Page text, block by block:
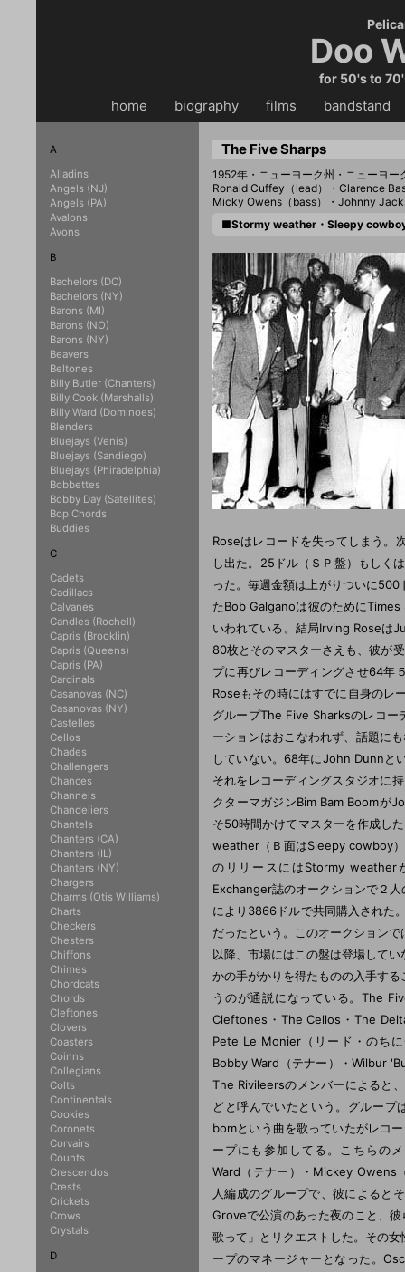
Doo
for 50's to
home biography・・ films bandstand
The Five Sharps
1952年・ニューヨーク州・ニューヨー
Ronald Cuffey（lead）・Clarence
Micky Owens（bass）・Johnny
■Stormy weather・Sleepy
Roseはレコードを失ってしまう。
し出た。25ドル（ＳＰ盤）もしく
った。毎週金額は上がりついに
たBob Galganoは彼のために
いわれている。結局Irving Roseは
80枚とそのマスターさえも、彼が
プに再びレコーディングさせ64年
Roseもその時にはすでに自身の
グループThe Five Sharksのレコー
ーションはおこなわれず、話題に
していない。68年にJohn Dunnと
それをレコーディングスタジオに
クターマガジンBim Bam Boomが
そ50時間かけてマスターを作成し
weather（Ｂ面はSleepy cowboy）
のリリースにはStormy weather
Exchanger誌のオークションで２
により3866ドルで共同購入された
だったという。このオークション
以降、市場にはこの盤は登場して
かの手がかりを得たものの入手す
うのが通説になっている。The
Cleftones・The Cellos・The
Pete Le Monier（リード・のち
Bobby Ward（テナー）・Wilbur
The Rivileersのメンバーによると
どと呼んでいたという。グルー
bomという曲を歌っていたがレコ
ープにも参加してる。こちらの
Ward（テナー）・Mickey Owens
人編成のグループで、彼によると
Groveで公演のあった夜のこと、
歌って」とリクエストした。その
ープのマネージャーとなった。
A
Alladins
Angels (NJ)
Angels (PA)
Avalons
Avons
B
Bachelors (DC)
Bachelors (NY)
Barons (MI)
Barons (NO)
Barons (NY)
Beavers
Beltones
Billy Butler (Chanters)
Billy Cook (Marshalls)
Billy Ward (Dominoes)
Blenders
Bluejays (Venis)
Bluejays (Sandiego)
Bluejays (Phiradelphia)
Bobbettes
Bobby Day (Satellites)
Bop Chords
Buddies
C
Cadets
Cadillacs
Calvanes
Candles (Rochell)
Capris (Brooklin)
Capris (Queens)
Capris (PA)
Cardinals
Casanovas (NC)
Casanovas (NY)
Castelles
Cellos
Chades
Challengers
Chances
Channels
Chandeliers
Chantels
Chanters (CA)
Chanters (IL)
Chanters (NY)
Chargers
Charms (Otis Williams)
Charts
Checkers
Chesters
Chiffons
Chimes
Chordcats
Chords
Cleftones
Clovers
Coasters
Coinns
Collegians
Colts
Continentals
Cookies
Coronets
Corvairs
Counts
Crescendos
Crests
Crickets
Crows
Crystals
D